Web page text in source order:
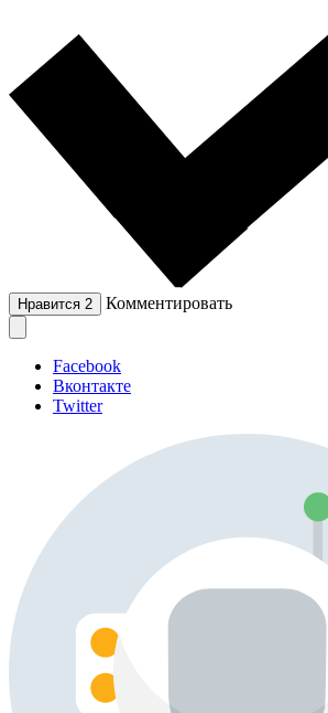
Нравится 2 Комментировать
Facebook
Вконтакте
Twitter